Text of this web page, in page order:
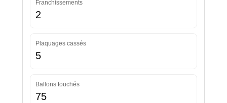
Franchissements
2
Plaquages cassés
5
Ballons touchés
75